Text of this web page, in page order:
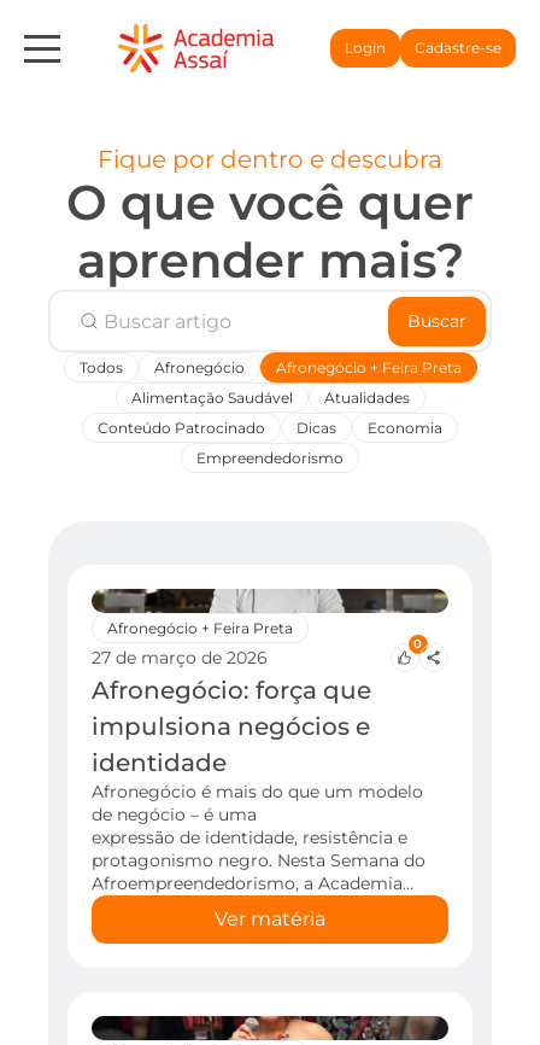
Login Cadastre-se
Fique por dentro e descubra
O que você quer
aprender mais?
Buscar
Todos Afronegócio
Afronegócio + Feira Preta
Alimentação Saudável
Atualidades
Conteúdo Patrocinado
Dicas
Economia
Empreendedorismo
Afronegócio + Feira Preta
27 de março de 2026
0
Afronegócio: força que
impulsiona negócios e
identidade
Afronegócio é mais do que um modelo
de negócio – é uma
expressão de identidade, resistência e
protagonismo negro. Nesta Semana do
Afroempreendedorismo, a Academia…
Ver matéria